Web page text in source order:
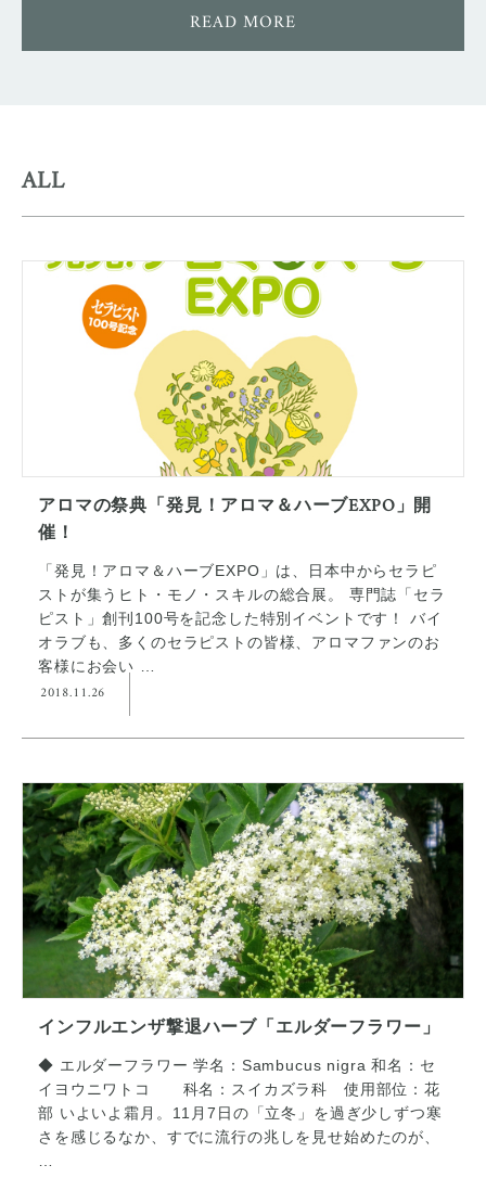
READ MORE
ALL
アロマの祭典「発見！アロマ＆ハーブEXPO」開
催！
「発見！アロマ＆ハーブEXPO」は、日本中からセラピ
ストが集うヒト・モノ・スキルの総合展。 専門誌「セラ
ピスト」創刊100号を記念した特別イベントです！ バイ
オラブも、多くのセラピストの皆様、アロマファンのお
客様にお会い …
2018.11.26
インフルエンザ撃退ハーブ「エルダーフラワー」
◆ エルダーフラワー 学名：Sambucus nigra 和名：セ
イヨウニワトコ 科名：スイカズラ科 使用部位：花
部 いよいよ霜月。11月7日の「立冬」を過ぎ少しずつ寒
さを感じるなか、すでに流行の兆しを見せ始めたのが、